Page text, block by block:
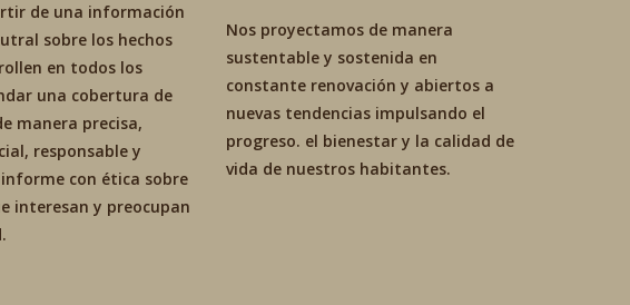
de una información
sobre los hechos
en todos los
una cobertura de
manera precisa,
responsable y
con ética sobre
interesan y preocupan
Nos proyectamos de manera
sustentable y sostenida en
constante renovación y abiertos a
nuevas tendencias impulsando el
progreso. el bienestar y la calidad de
vida de nuestros habitantes.